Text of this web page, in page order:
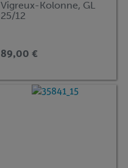
Vigreux-Kolonne, GL
25/12
89,00 €